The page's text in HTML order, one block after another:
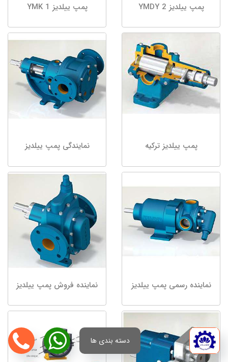
پمپ ییلدیز YMDY 2 پمپ ییلدیز YMK 1
پمپ ییلدیز ترکیه نمایندگی پمپ ییلدیز
نماینده رسمی پمپ ییلدیز نماینده فروش پمپ ییلدیز
دسته بندی ها